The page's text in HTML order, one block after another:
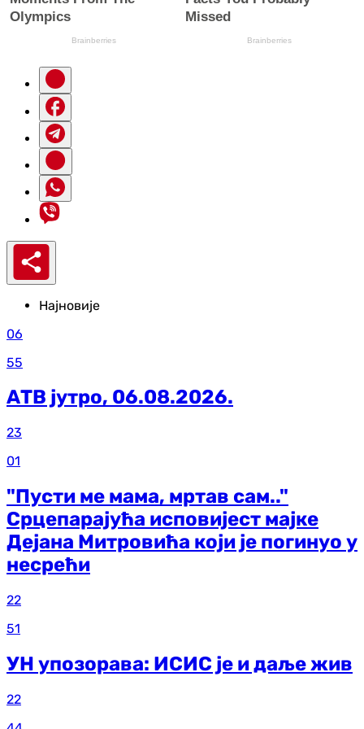
Најновије
06
55
АТВ јутро, 06.08.2026.
23
01
"Пусти ме мама, мртав сам.."
Срцепарајућа исповијест мајке
Дејана Митровића који је погинуо у
несрећи
22
51
УН упозорава: ИСИС је и даље жив
22